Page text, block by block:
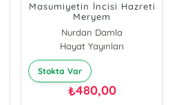
Masumiyetin İncisi Hazreti
Meryem
Nurdan Damla
Hayat Yayınları
Stokta Var
₺480,00